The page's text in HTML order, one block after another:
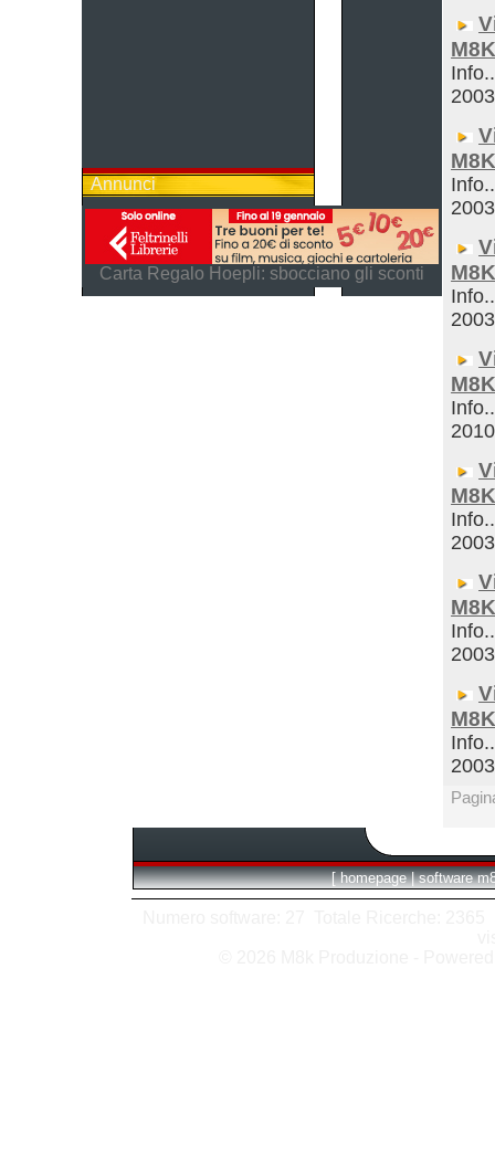
Annunci
Carta Regalo Hoepli: sbocciano gli sconti
2003
2003
2003
2010
2003
2003
2003
[ homepage | software